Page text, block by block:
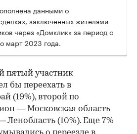
данными о
заключенных жителями
через «Домклик» за период с
март 2023 года.
пятый участник
бы переехать в
(19%), второй по
— Московская область
Ленобласть (10%). Еще 7%